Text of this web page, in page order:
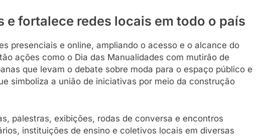
e fortalece redes locais em todo o país
presenciais e online, ampliando o acesso e o alcance do
ações como o Dia das Manualidades com mutirão de
que levam o debate sobre moda para o espaço público e
simboliza a união de iniciativas por meio da construção
palestras, exibições, rodas de conversa e encontros
instituições de ensino e coletivos locais em diversas